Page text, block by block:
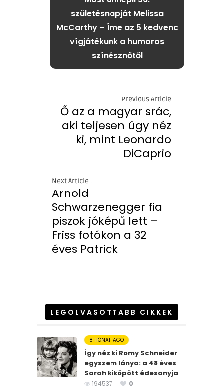
születésnapját Melissa
McCarthy – Íme az 5 kedvenc
vígjátékunk a humoros
színésznőtől
Previous Article
Ő az a magyar srác,
aki teljesen úgy néz
ki, mint Leonardo
DiCaprio
Next Article
Arnold
Schwarzenegger fia
piszok jóképű lett –
Friss fotókon a 32
éves Patrick
LEGOLVASOTTABB CIKKEK
8 HÓNAP AGO
Így néz ki Romy Schneider
egyszem lánya: a 48 éves
Sarah kiköpött édesanyja
194537
0